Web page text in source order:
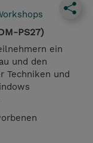
PS27)
ein
und den
Techniken und